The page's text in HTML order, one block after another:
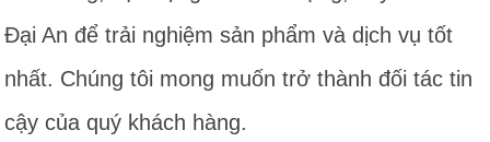
Đại An để trải nghiệm sản phẩm và dịch vụ tốt
nhất. Chúng tôi mong muốn trở thành đối tác tin
cậy của quý khách hàng.